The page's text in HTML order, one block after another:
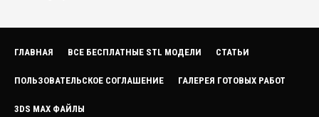
ГЛАВНАЯ ВСЕ БЕСПЛАТНЫЕ STL МОДЕЛИ СТАТЬИ
ПОЛЬЗОВАТЕЛЬСКОЕ СОГЛАШЕНИЕ ГАЛЕРЕЯ ГОТОВЫХ РАБОТ
3DS MAX ФАЙЛЫ